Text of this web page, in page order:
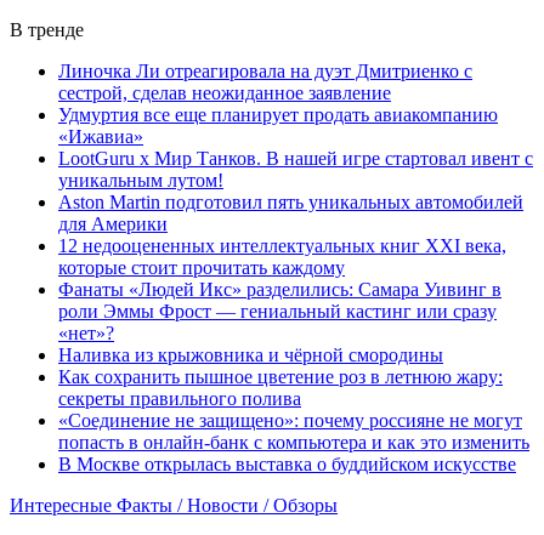
В тренде
Линочка Ли отреагировала на дуэт Дмитриенко с
сестрой, сделав неожиданное заявление
Удмуртия все еще планирует продать авиакомпанию
«Ижавиа»
LootGuru x Мир Танков. В нашей игре стартовал ивент с
уникальным лутом!
Aston Martin подготовил пять уникальных автомобилей
для Америки
12 недооцененных интеллектуальных книг XXI века,
которые стоит прочитать каждому
Фанаты «Людей Икс» разделились: Самара Уивинг в
роли Эммы Фрост — гениальный кастинг или сразу
«нет»?
Наливка из крыжовника и чёрной смородины
Как сохранить пышное цветение роз в летнюю жару:
секреты правильного полива
«Соединение не защищено»: почему россияне не могут
попасть в онлайн-банк с компьютера и как это изменить
В Москве открылась выставка о буддийском искусстве
Интересные Факты / Новости / Обзоры